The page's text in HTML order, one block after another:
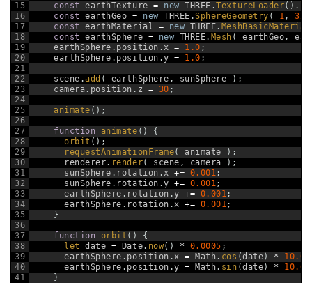
15
16
17
18
19
20
21
22
23
24
25
26
27
28
29
30
31
32
33
34
35
36
37
38
39
40
41
const
earthTexture = new THREE .TextureLoader( ) .
const
earthGeo = new THREE .SphereGeometry ( 1 , 32
const
earthMaterial = new THREE. MeshBasicMaterial
const
earthSphere = new THREE. Mesh ( earthGeo ,
earthSphere . position . x = 1.0 ;
earthSphere . position .y = 1.0 ;
scene .add ( earthSphere , sunSphere ) ;
camera. position . z = 30 ;
animate ( ) ;
function animate ( )
{
orbit ( ) ;
requestAnimationFrame( animate ) ;
renderer. render( scene , camera ) ;
sunSphere . rotation . x += 0.001 ;
sunSphere . rotation .y += 0.001 ;
earthSphere . rotation .y += 0.001 ;
earthSphere . rotation . x += 0.001 ;
}
function orbit ( )
{
let date = Date. now( ) * 0.0005 ;
earthSphere . position . x = Math. cos (date) * 10.0
earthSphere . position .y = Math. sin (date) * 10.0
}